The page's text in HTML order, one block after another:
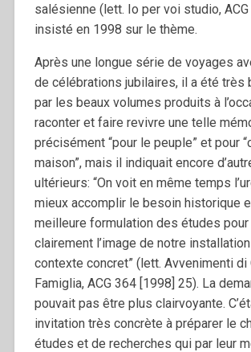
salésienne (lett. Io per voi studio, ACG
insisté en 1998 sur le thème.
Après une longue série de voyages
de célébrations jubilaires, il a été très
par les beaux volumes produits à
raconter et faire revivre une telle
précisément “pour le peuple” et pour
maison”, mais il indiquait encore
ultérieurs: “On voit en même temps
mieux accomplir le besoin historique
meilleure formulation des études
clairement l’image de notre
contexte concret” (lett. Avvenimenti di
Famiglia, ACG 364 [1998] 25). La
pouvait pas être plus clairvoyante.
invitation très concrète à préparer le
études et de recherches qui par leur